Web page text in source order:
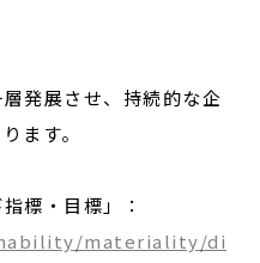
発展させ、持続的な企
ます。
標・⽬標」：
materiality/di